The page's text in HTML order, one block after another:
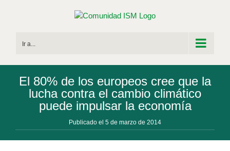
Ir a...
El 80% de los europeos cree que la
lucha contra el cambio climático
puede impulsar la economía
Publicado el 5 de marzo de 2014